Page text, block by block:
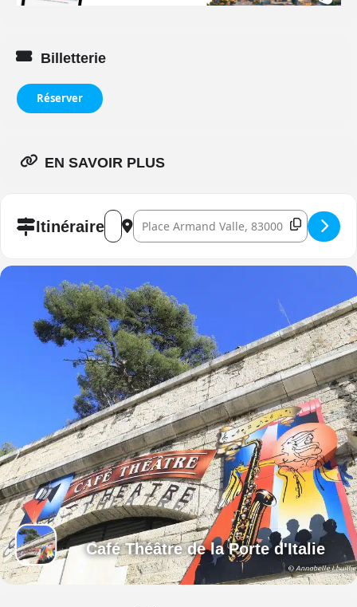
Billetterie
Réserver
EN SAVOIR PLUS
ItinéraireAddress - Le Dîner des Ex []
Destination Address - Le Dîner des Ex []
Café Théâtre de la Porte d'Italie